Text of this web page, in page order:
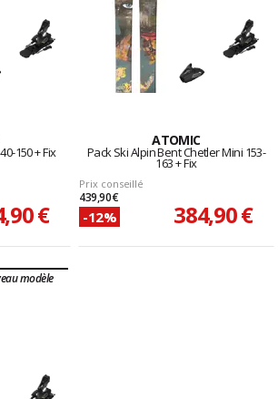
150 + Fix
€
ATOMIC
Pack Ski Alpin Bent Chetler Mini 153-
163 + Fix
Prix conseillé
439,90 €
-12% 384,90 €
modèle